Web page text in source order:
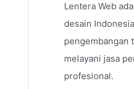
Lentera Web
desain
pengembangan
melayani jasa
profesional.